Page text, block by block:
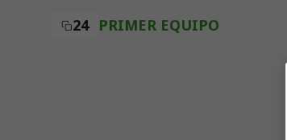
24 PRIMER EQUIPO